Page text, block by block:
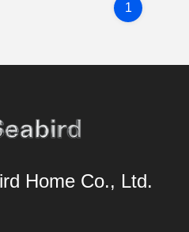
1
Home Co., Ltd.